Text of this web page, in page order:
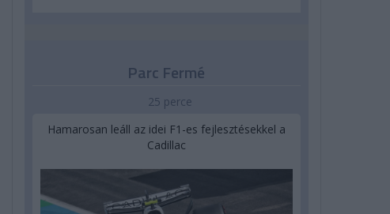
Parc Fermé
25 perce
Hamarosan leáll az idei F1-es fejlesztésekkel a
Cadillac